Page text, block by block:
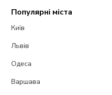
Популярні міста
Київ
Львів
Одеса
Варшава